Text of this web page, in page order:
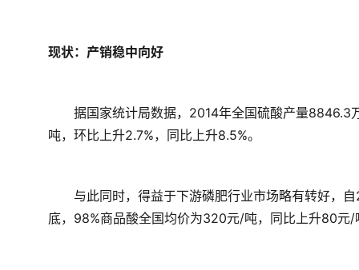
现状：产销稳中向好
据国家统计局数据，2014年全国硫酸产量8846.3
吨，环比上升2.7%，同比上升8.5%。
与此同时，得益于下游磷肥行业市场略有转好，自
底，98%商品酸全国均价为320元/吨，同比上升80元/